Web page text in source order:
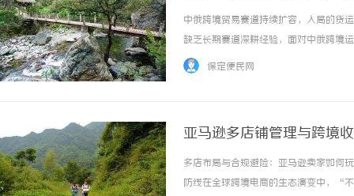
中俄跨境贸易赛道持续扩容，入局的货
缺乏长期赛道深耕经验，面对中俄跨境
奏。 ...……
保定便民网
亚马逊多店铺管理与跨境
多店布局与合规避险：亚马逊卖家如何
防线在全球跨境电商的生态演变中，“